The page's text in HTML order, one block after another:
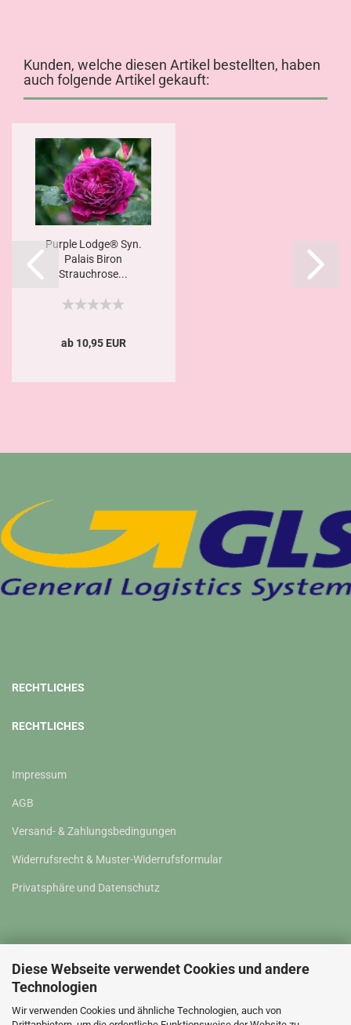
Diese Webseite verwendet Cookies und andere
Technologien
Wir verwenden Cookies und ähnliche Technologien, auch von
Kunden, welche diesen Artikel bestellten, haben
auch folgende Artikel gekauft:
Purple Lodge® Syn.
Palais Biron
Strauchrose...
ab 10,95 EUR
RECHTLICHES
RECHTLICHES
Impressum
AGB
Versand- & Zahlungsbedingungen
Widerrufsrecht & Muster-Widerrufsformular
Privatsphäre und Datenschutz
WISSENSWERTES
WISSENSWERTES